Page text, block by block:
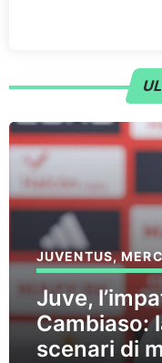
JUVENTUS,
Juve,
Cambiaso:
scenari di